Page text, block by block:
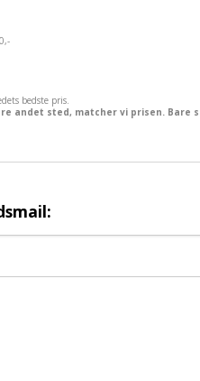
bedste pris.
andet sted, matcher vi prisen. Bare